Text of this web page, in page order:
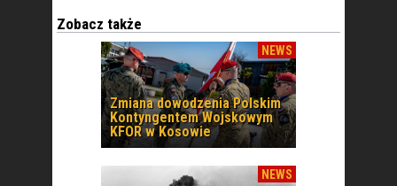
Zobacz także
NEWS
Zmiana dowodzenia Polskim
Kontyngentem Wojskowym
KFOR w Kosowie
NEWS